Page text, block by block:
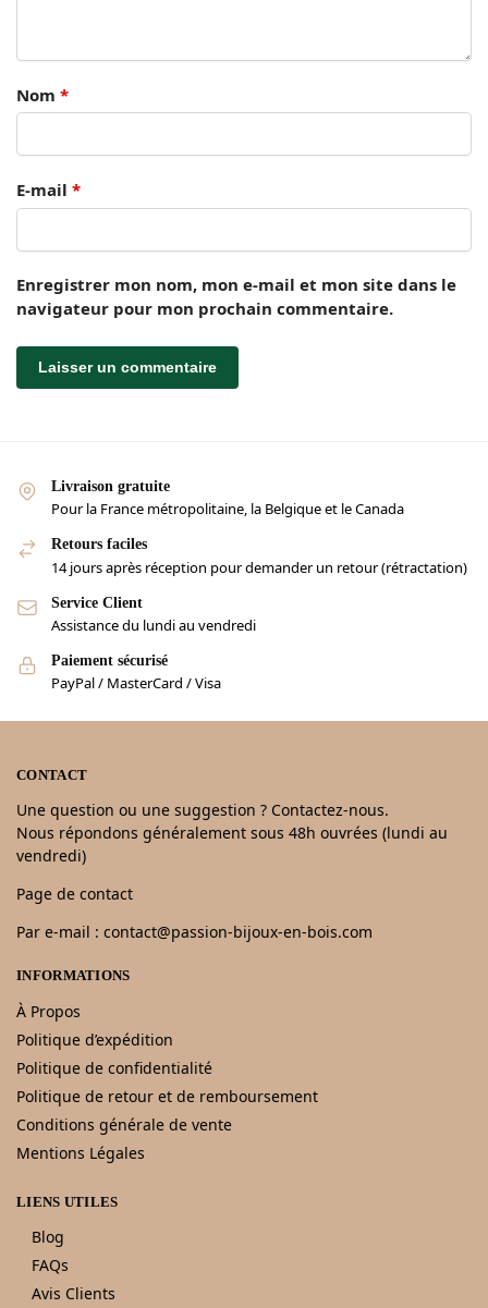
Nom *
E-mail *
Enregistrer mon nom, mon e-mail et mon site dans le
navigateur pour mon prochain commentaire.
Livraison gratuite
Pour la France métropolitaine, la Belgique et le Canada
Retours faciles
14 jours après réception pour demander un retour (rétractation)
Service Client
Assistance du lundi au vendredi
Paiement sécurisé
PayPal / MasterCard / Visa
CONTACT
Une question ou une suggestion ? Contactez-nous.
Nous répondons généralement sous 48h ouvrées (lundi au
vendredi)
Page de contact
Par e-mail : contact@passion-bijoux-en-bois.com
INFORMATIONS
À Propos
Politique d’expédition
Politique de confidentialité
Politique de retour et de remboursement
Conditions générale de vente
Mentions Légales
LIENS UTILES
Blog
FAQs
Avis Clients